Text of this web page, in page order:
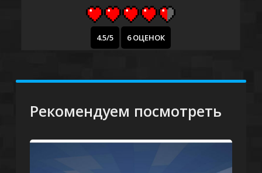
4.5/5 6 ОЦЕНОК
Рекомендуем посмотреть